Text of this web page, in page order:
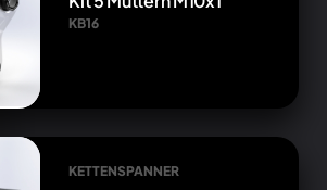
KB16
KETTENSPANNER